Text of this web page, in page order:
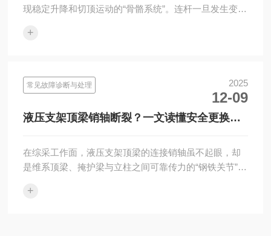
现稳定升降和切顶运动的“骨骼系统”。连杆一旦发生变
动作卡滞，并加···
+
常见故障诊断与处理 2025
12-09
液压支架顶梁销轴断裂？一文读懂安全更换全
在综采工作面，液压支架顶梁的连接销轴虽不起眼，却
是维系顶梁、掩护梁与立柱之间可靠传力的“钢铁关节”。
能引发局部结···
+